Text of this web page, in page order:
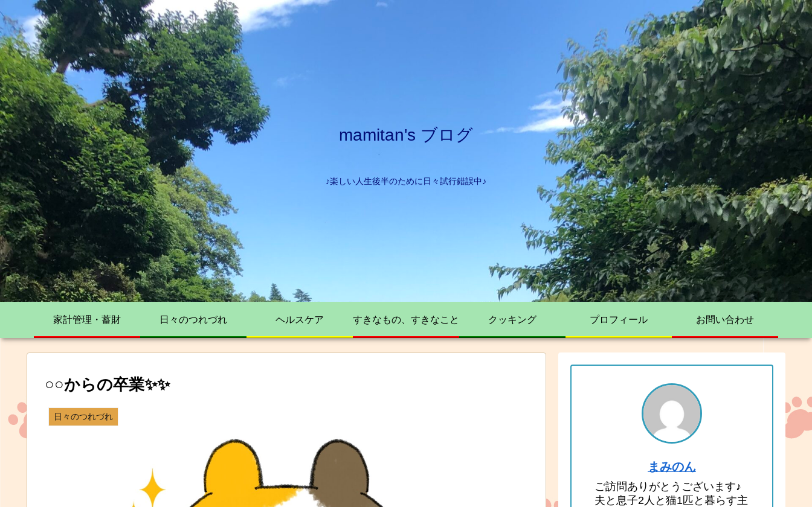
mamitan's ブログ
♪楽しい人生後半のために日々試行錯誤中♪
家計管理・蓄財 日々のつれづれ ヘルスケア すきなもの、すきなこと クッキング プロフィール お問い合わせ
○○からの卒業✨✨
日々のつれづれ
まみのん
ご訪問ありがとうございます♪
夫と息子2人と猫1匹と暮らす主